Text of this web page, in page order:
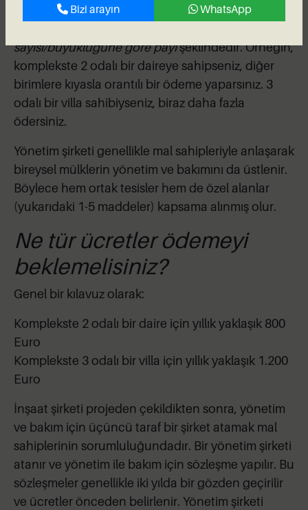
sözleşmesinde yer alır ve
toplam beklenen
sayısı/büyüklüğüne göre payışeklindedir. Örneğin,
komplekste 2 odalı bir daireye sahipseniz, diğer
birimlere kıyasla orantılı bir ödeme yaparsınız. 3
odalı bir villa sahibiyseniz, biraz daha fazla
ödersiniz.
Yönetim şirketi genellikle mal sahipleriyle anlaşarak
bireysel mülklerin yönetim ve bakımını da üstlenir.
Böylece hem ortak tesisler hem de özel alanlar
(yukarıdaki 1-5 maddeler) kapsama alınmış olur.
Ne tür ücretler ödemeyi
beklemelisiniz?
Genel bir kılavuz olarak:
Komplekste 2 odalı bir daire için yıllık yaklaşık 800
Euro
Komplekste 3 odalı bir villa için yıllık yaklaşık 1.200
Euro
İnşaat şirketi projeden çekildikten sonra, yönetim
ve bakım için üçüncü taraf bir şirket atamak mal
sahiplerinin sorumluluğundadır. Bir yönetim şirketi
atanır ve yönetim ile bakım için sözleşme yapılır. Bu
sözleşmeler genellikle iki yılda bir gözden geçirilir
ve ücretler önceden belirlenir. Yönetim şirketi
Bizi arayın WhatsApp